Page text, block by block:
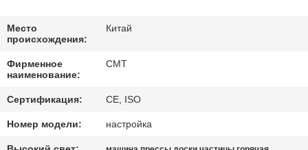
С
НАМИ
БЛОГ
Место
происхождения:
Китай
Фирменное
наименование:
CMT
Сертификация: CE, ISO
Номер модели: настройка